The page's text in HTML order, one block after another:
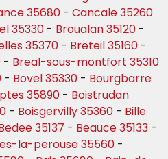
35680 - Cancale 35260
35330 - Broualan 35120 -
35370 - Breteil 35160 -
- Breal-sous-montfort 35310
- Bovel 35330 - Bourgbarre
35890 - Boistrudan
- Boisgervilly 35360 - Bille
35137 - Beauce 35133 -
la-perouse 35560 -